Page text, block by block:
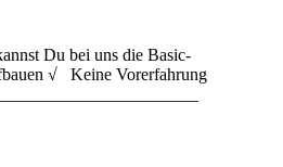
Du bei uns die Basic-
√ Keine Vorerfahrung